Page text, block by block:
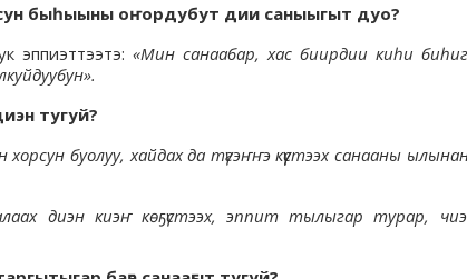
быһыыны оҥордубут дии саныыгыт дуо?
эппиэттээтэ: «Мин санаабар, хас биирдии киһи
тугуй?
буолуу, хайдах да түгэҥҥэ күүстээх санааны
диэн киэҥ көҕүстээх, эппит тылыгар турар,